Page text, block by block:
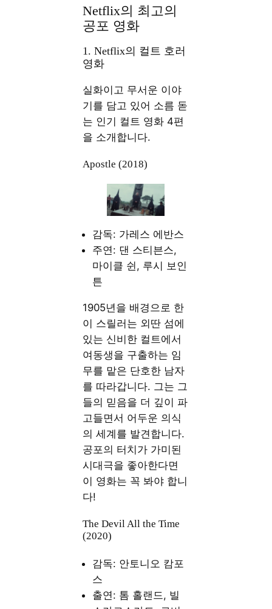
Netflix의 최고의
공포 영화
1. Netflix의 컬트 호러
영화
실화이고 무서운 이야
기를 담고 있어 소름 돋
는 인기 컬트 영화 4편
을 소개합니다.
Apostle (2018)
감독: 가레스 에반스
주연: 댄 스티븐스,
마이클 쉰, 루시 보인
튼
1905년을 배경으로 한
이 스릴러는 외딴 섬에
있는 신비한 컬트에서
여동생을 구출하는 임
무를 맡은 단호한 남자
를 따라갑니다. 그는 그
들의 믿음을 더 깊이 파
고들면서 어두운 의식
의 세계를 발견합니다.
공포의 터치가 가미된 ​​
시대극을 좋아한다면
이 영화는 꼭 봐야 합니
다!
The Devil All the Time
(2020)
감독: 안토니오 캄포
스
출연: 톰 홀랜드, 빌